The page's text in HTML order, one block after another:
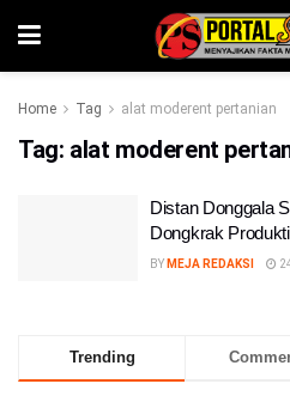
Home Tag alat moderent pertanian
Tag: alat moderent
Distan Donggala
Dongkrak
BY MEJA REDAKSI
Trending